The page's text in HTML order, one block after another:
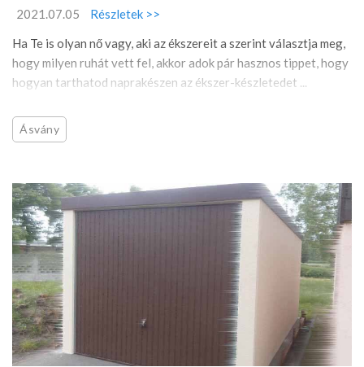
2021.07.05
Részletek >>
Ha Te is olyan nő vagy, aki az ékszereit a szerint választja meg,
hogy milyen ruhát vett fel, akkor adok pár hasznos tippet, hogy
hogyan tarthatod naprakészen az ékszer-készletedet ...
Ásvány